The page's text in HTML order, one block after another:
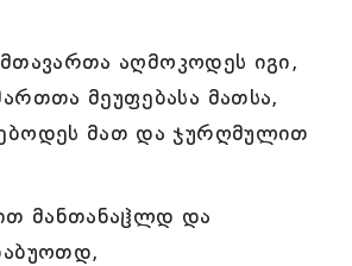
აღმოკოდეს იგი,
მეუფებასა მათსა,
მათ და ჯურღმულით
მანთანაჱლდ და